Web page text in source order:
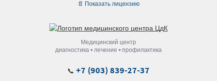
📄 Показать лицензию
Медицинский центр
диагностика • лечение • профилактика
📞 +7 (903) 839-27-37